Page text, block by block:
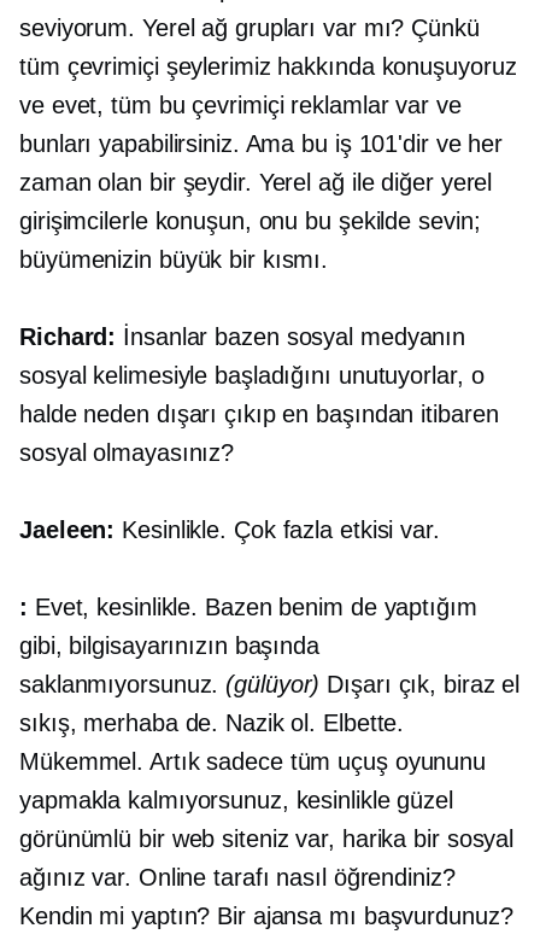
seviyorum. Yerel ağ grupları var mı? Çünkü
tüm çevrimiçi şeylerimiz hakkında konuşuyoruz
ve evet, tüm bu çevrimiçi reklamlar var ve
bunları yapabilirsiniz. Ama bu iş 101'dir ve her
zaman olan bir şeydir. Yerel ağ ile diğer yerel
girişimcilerle konuşun, onu bu şekilde sevin;
büyümenizin büyük bir kısmı.
Richard: İnsanlar bazen sosyal medyanın
sosyal kelimesiyle başladığını unutuyorlar, o
halde neden dışarı çıkıp en başından itibaren
sosyal olmayasınız?
Jaeleen: Kesinlikle. Çok fazla etkisi var.
: Evet, kesinlikle. Bazen benim de yaptığım
gibi, bilgisayarınızın başında
saklanmıyorsunuz. (gülüyor) Dışarı çık, biraz el
sıkış, merhaba de. Nazik ol. Elbette.
Mükemmel. Artık sadece tüm uçuş oyununu
yapmakla kalmıyorsunuz, kesinlikle güzel
görünümlü bir web siteniz var, harika bir sosyal
ağınız var. Online tarafı nasıl öğrendiniz?
Kendin mi yaptın? Bir ajansa mı başvurdunuz?